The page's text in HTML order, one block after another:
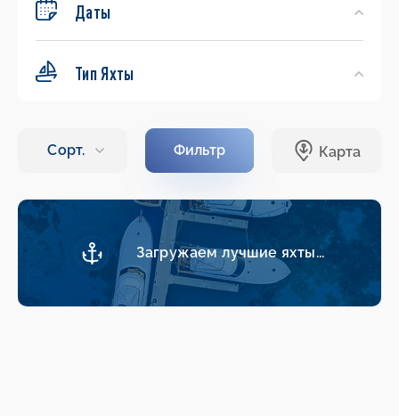
Даты
Тип Яхты
Загружаем лучшие яхты...